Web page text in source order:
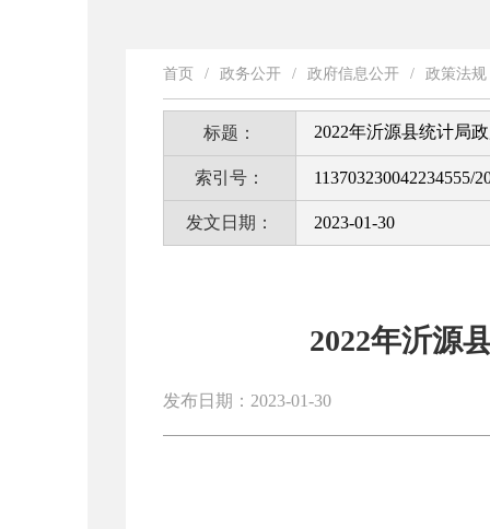
首页 / 政务公开 / 政府信息公开 / 政策法规
标题： 2022年沂源县统计局
索引号： 113703230042234555/
发文日期： 2023-01-30
2022年沂源
发布日期：2023-01-30